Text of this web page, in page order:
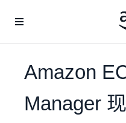
Amazon
Manager